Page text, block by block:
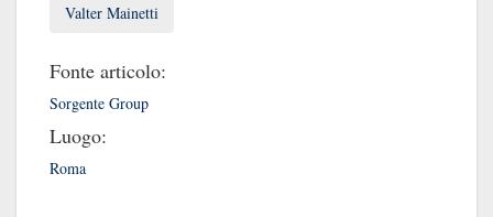
Valter Mainetti
Fonte articolo:
Sorgente Group
Luogo:
Roma